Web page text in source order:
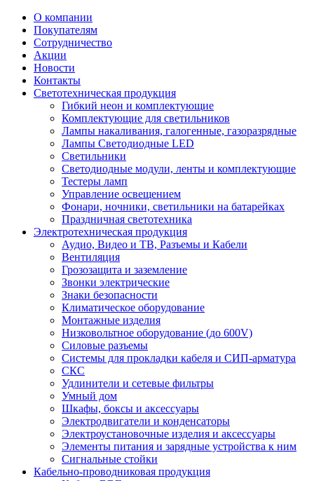
О компании
Покупателям
Сотрудничество
Акции
Новости
Контакты
Светотехническая продукция
Гибкий неон и комплектующие
Комплектующие для светильников
Лампы накаливания, галогенные, газоразрядные
Лампы Светодиодные LED
Светильники
Светодиодные модули, ленты и комплектующие
Тестеры ламп
Управление освещением
Фонари, ночники, светильники на батарейках
Праздничная светотехника
Электротехническая продукция
Аудио, Видео и ТВ, Разъемы и Кабели
Вентиляция
Грозозащита и заземление
Звонки электрические
Знаки безопасности
Климатическое оборудование
Монтажные изделия
Низковольтное оборудование (до 600V)
Силовые разъемы
Системы для прокладки кабеля и СИП-арматура
СКС
Удлинители и сетевые фильтры
Умный дом
Шкафы, боксы и аксессуары
Электродвигатели и конденсаторы
Электроустановочные изделия и аксессуары
Элементы питания и зарядные устройства к ним
Сигнальные стойки
Кабельно-проводниковая продукция